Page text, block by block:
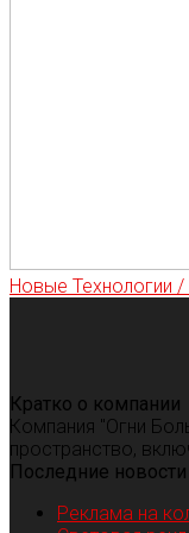
Новые Технологии
Кратко о компании
Компания "Огни
пространство,
Последние новости
Реклама на